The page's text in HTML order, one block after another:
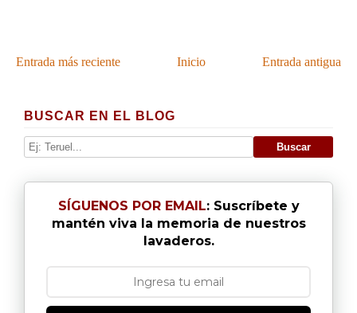
Entrada más reciente Entrada antigua
Inicio
BUSCAR EN EL BLOG
SÍGUENOS POR EMAIL: Suscríbete y
mantén viva la memoria de nuestros
lavaderos.